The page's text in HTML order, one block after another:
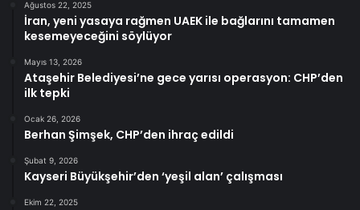
Ağustos 22, 2025
İran, yeni yasaya rağmen UAEK ile bağlarını tamamen
kesemeyeceğini söylüyor
Mayıs 13, 2026
Ataşehir Belediyesi’ne gece yarısı operasyon: CHP’den
ilk tepki
Ocak 26, 2026
Berhan Şimşek, CHP’den ihraç edildi
Şubat 9, 2026
Kayseri Büyükşehir’den ‘yeşil alan’ çalışması
Ekim 22, 2025